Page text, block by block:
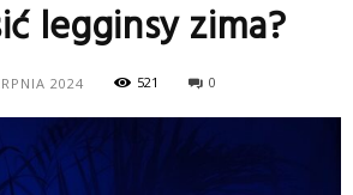
legginsy zima?
2024 521 0